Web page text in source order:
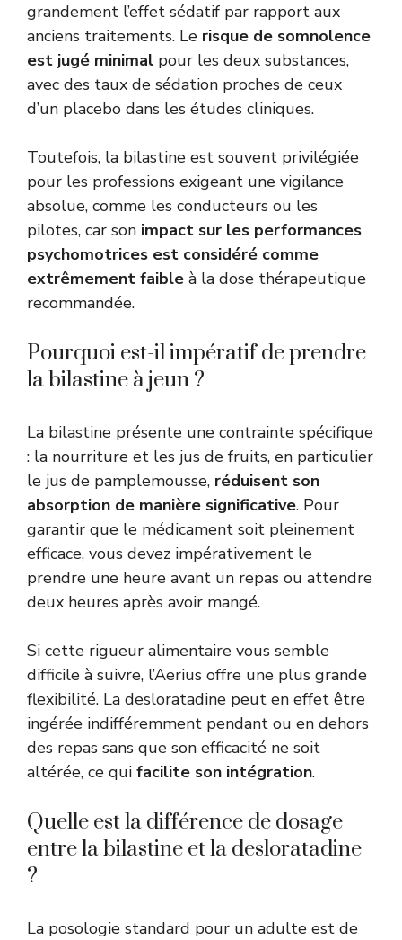
grandement l’effet sédatif par rapport aux
anciens traitements. Le risque de somnolence
est jugé minimal pour les deux substances,
avec des taux de sédation proches de ceux
d’un placebo dans les études cliniques.
Toutefois, la bilastine est souvent privilégiée
pour les professions exigeant une vigilance
absolue, comme les conducteurs ou les
pilotes, car son impact sur les performances
psychomotrices est considéré comme
extrêmement faible à la dose thérapeutique
recommandée.
Pourquoi est-il impératif de prendre
la bilastine à jeun ?
La bilastine présente une contrainte spécifique
: la nourriture et les jus de fruits, en particulier
le jus de pamplemousse, réduisent son
absorption de manière significative. Pour
garantir que le médicament soit pleinement
efficace, vous devez impérativement le
prendre une heure avant un repas ou attendre
deux heures après avoir mangé.
Si cette rigueur alimentaire vous semble
difficile à suivre, l’Aerius offre une plus grande
flexibilité. La desloratadine peut en effet être
ingérée indifféremment pendant ou en dehors
des repas sans que son efficacité ne soit
altérée, ce qui facilite son intégration.
Quelle est la différence de dosage
entre la bilastine et la desloratadine
?
La posologie standard pour un adulte est de